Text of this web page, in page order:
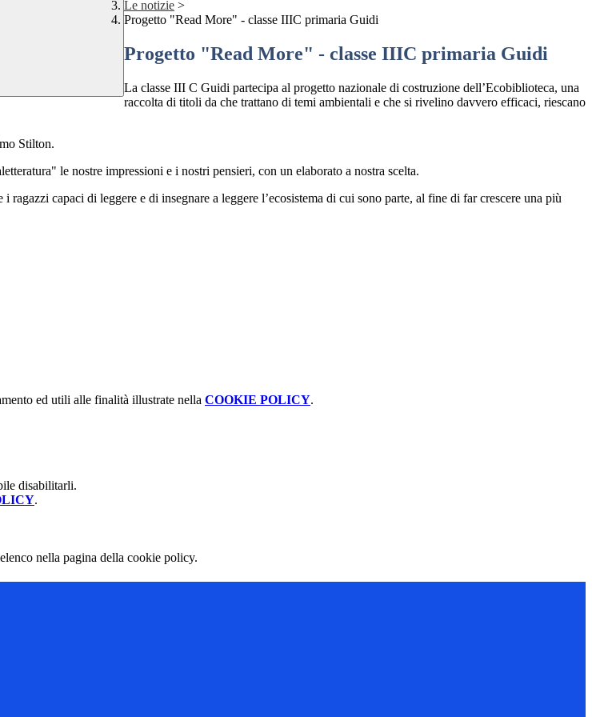
Le notizie >
Progetto "Read More" - classe IIIC primaria Guidi
Progetto "Read More" - classe IIIC primaria Guidi
La classe III C Guidi partecipa al progetto nazionale di costruzione dell’Ecobiblioteca, una
raccolta di titoli da che trattano di temi ambientali e che si rivelino davvero efficaci, riescano
Stilton.
le nostre impressioni e i nostri pensieri, con un elaborato a nostra scelta.
capaci di leggere e di insegnare a leggere l’ecosistema di cui sono parte, al fine di far crescere una più
ed utili alle finalità illustrate nella COOKIE POLICY.
disabilitarli.
.
nella pagina della cookie policy.